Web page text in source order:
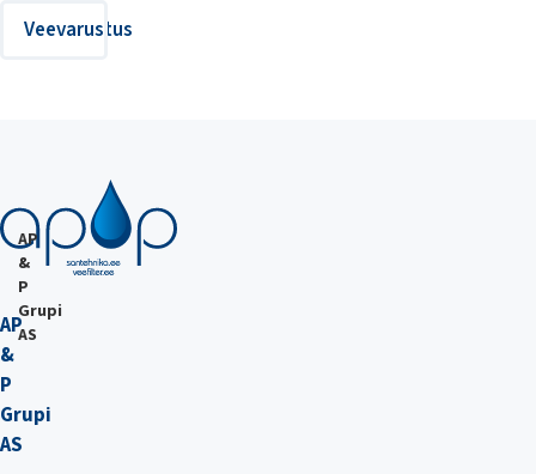
Veevarustus
AP
&
P
Grupi
AS
AP
&
P
Grupi
AS